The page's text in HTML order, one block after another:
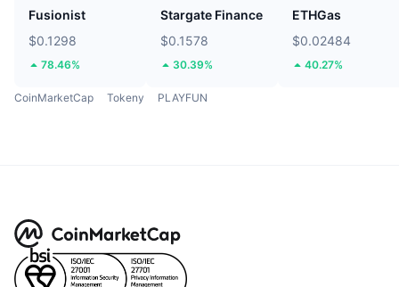
Fusionist
$0.1298
78.46%
Stargate Finance
$0.1578
30.39%
ETHGas
$0.02484
40.27%
CoinMarketCap Tokeny PLAYFUN